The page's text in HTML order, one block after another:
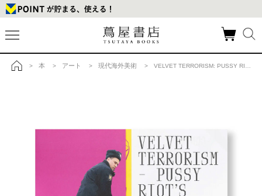
> 本 > アート > 現代海外美術 > VELVET TERRORISM: PUSSY RIOT'S RUSSIA by Pussy Riot（プッシー・ライオット） 作品集の商品詳細